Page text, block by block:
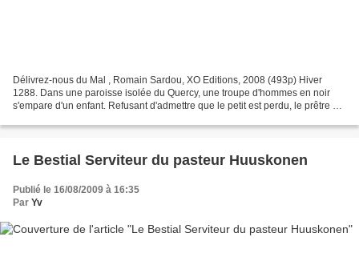
Délivrez-nous du Mal , Romain Sardou, XO Editions, 2008 (493p) Hiver
1288. Dans une paroisse isolée du Quercy, une troupe d'hommes en noir
s'empare d'un enfant. Refusant d'admettre que le petit est perdu, le prêtre du
Le Bestial Serviteur du pasteur Huuskonen
Publié le 16/08/2009 à 16:35
Par Yv